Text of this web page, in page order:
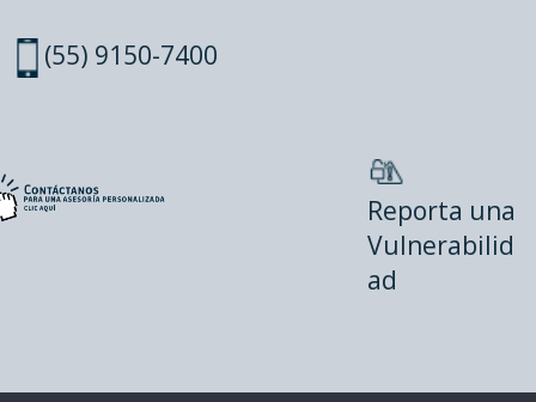
(55) 9150-7400
Reporta una
Vulnerabilid
ad